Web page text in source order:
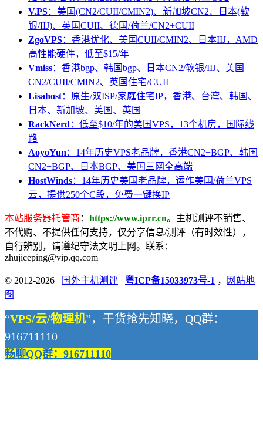
V.PS：美国(CN2/CUII/CMIN2)、新加坡CN2、日本(软
银/IIJ)、英国CUII、德国/荷兰/CN2+CUII
ZgoVPS：香港优化、美国CUII/CMIN2、日本IIJ，AMD
高性能硬件，低至$15/年
Vmiss：香港bgp、韩国bgp、日本CN2/软银/IIJ、美国
CN2/CUII/CMIN2、英国住宅/CUII
Lisahost：原生/双ISP/家庭住宅IP，香港、台湾、韩国、
日本、新加坡、美国、英国
RackNerd ：低至$10/年的美国VPS，13个机房，国际线
路
AoyoYun ：14年历史VPS老品牌，香港CN2+BGP、韩国
CN2+BGP、日本BGP、美国三网全高端
HostWinds：14年历史美国老品牌，运作美国/荷兰VPS
云，提供250个C段，免费一键换IP
本站服务器托管商 ： https://www.iprr.cn。主机测评不销售、
不代购、不提供任何支持，仅分享信息/测评（有时效性），
自行辨别，请遵纪守法文明上网。联系：
zhujiceping@vip.qq.com
© 2012-2026 国外主机测评 粤ICP备15033973号-1 ，
网站地
图
“VPS/云/物理机”，干货抢先知晓，QQ群：
916711110
畅聊QQ群：916711110